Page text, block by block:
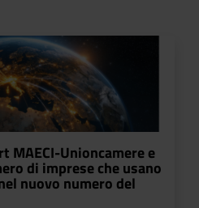
MAECI-Unioncamere e
di imprese che usano
nuovo numero del